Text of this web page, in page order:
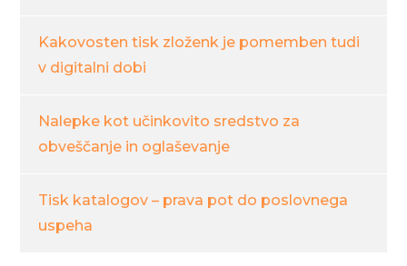
Kakovosten tisk zloženk je pomemben tudi
v digitalni dobi
Nalepke kot učinkovito sredstvo za
obveščanje in oglaševanje
Tisk katalogov – prava pot do poslovnega
uspeha